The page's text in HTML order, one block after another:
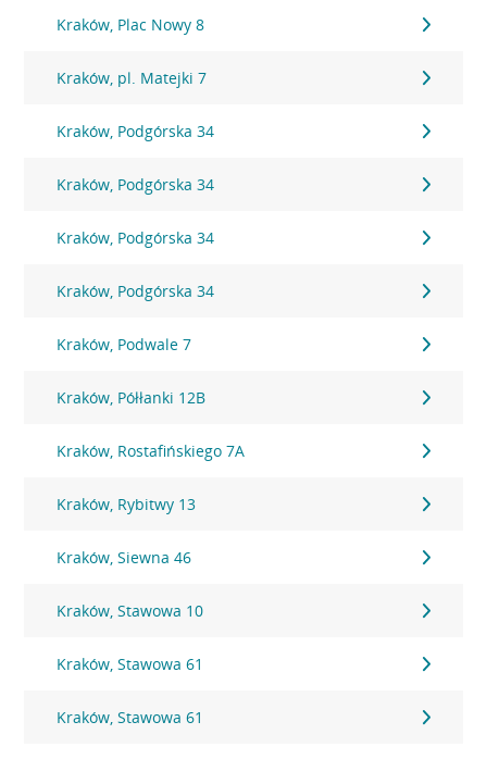
Kraków, Plac Nowy 8
Kraków, pl. Matejki 7
Kraków, Podgórska 34
Kraków, Podgórska 34
Kraków, Podgórska 34
Kraków, Podgórska 34
Kraków, Podwale 7
Kraków, Półłanki 12B
Kraków, Rostafińskiego 7A
Kraków, Rybitwy 13
Kraków, Siewna 46
Kraków, Stawowa 10
Kraków, Stawowa 61
Kraków, Stawowa 61